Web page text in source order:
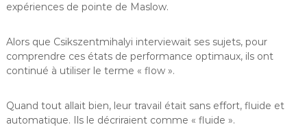
expériences de pointe de Maslow.
Alors que Csikszentmihalyi interviewait ses sujets, pour
comprendre ces états de performance optimaux, ils ont
continué à utiliser le terme « flow ».
Quand tout allait bien, leur travail était sans effort, fluide et
automatique. Ils le décriraient comme « fluide ».